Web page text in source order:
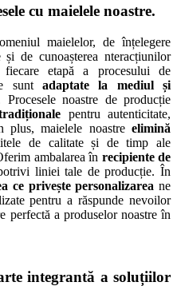
cu maielele noastre.
maielelor, de înțelegere
de cunoașterea nteracțiunilor
etapă a procesului de
suntadaptate la mediul și
Procesele noastre de producție
pentru autenticitate,
plus, maielele noastre elimină
de calitate și de timp ale
ambalarea în recipiente de
liniei tale de producție. În
ce privește personalizarea ne
pentru a răspunde nevoilor
perfectă a produselor noastre în
integrantă a soluțiilor